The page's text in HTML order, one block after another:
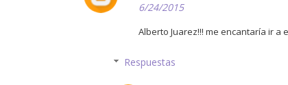
6/24/2015
Alberto Juarez!!! me encantaría ir a
Respuestas